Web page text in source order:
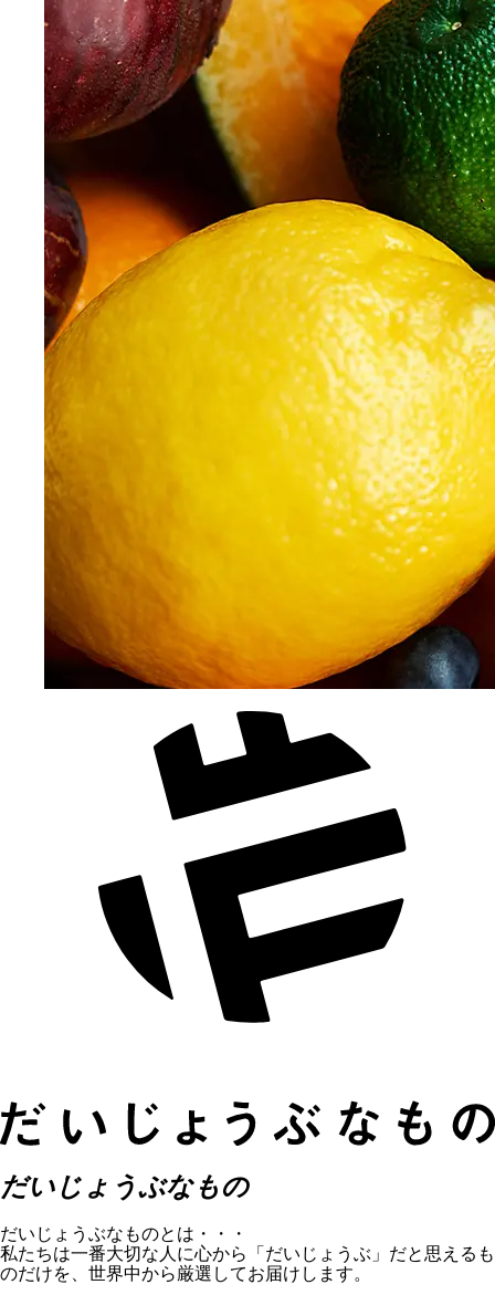
だいじょうぶなもの
だいじょうぶなものとは・・・
私たちは一番大切な人に心から「だいじょうぶ」だと思えるも
のだけを、世界中から厳選してお届けします。